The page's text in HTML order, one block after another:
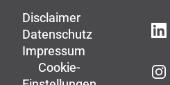
Disclaimer
Datenschutz
Impressum
Cookie-